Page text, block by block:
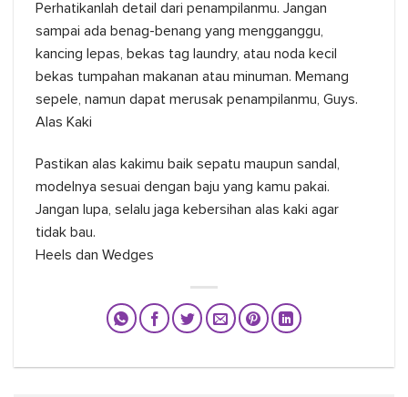
Perhatikanlah detail dari penampilanmu. Jangan
sampai ada benag-benang yang mengganggu,
kancing lepas, bekas tag laundry, atau noda kecil
bekas tumpahan makanan atau minuman. Memang
sepele, namun dapat merusak penampilanmu, Guys.
Alas Kaki
Pastikan alas kakimu baik sepatu maupun sandal,
modelnya sesuai dengan baju yang kamu pakai.
Jangan lupa, selalu jaga kebersihan alas kaki agar
tidak bau.
Heels dan Wedges